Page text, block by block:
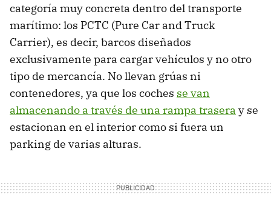
categoría muy concreta dentro del transporte
marítimo: los PCTC (Pure Car and Truck
Carrier), es decir, barcos diseñados
exclusivamente para cargar vehículos y no otro
tipo de mercancía. No llevan grúas ni
contenedores, ya que los coches se van
almacenando a través de una rampa trasera y se
estacionan en el interior como si fuera un
parking de varias alturas.